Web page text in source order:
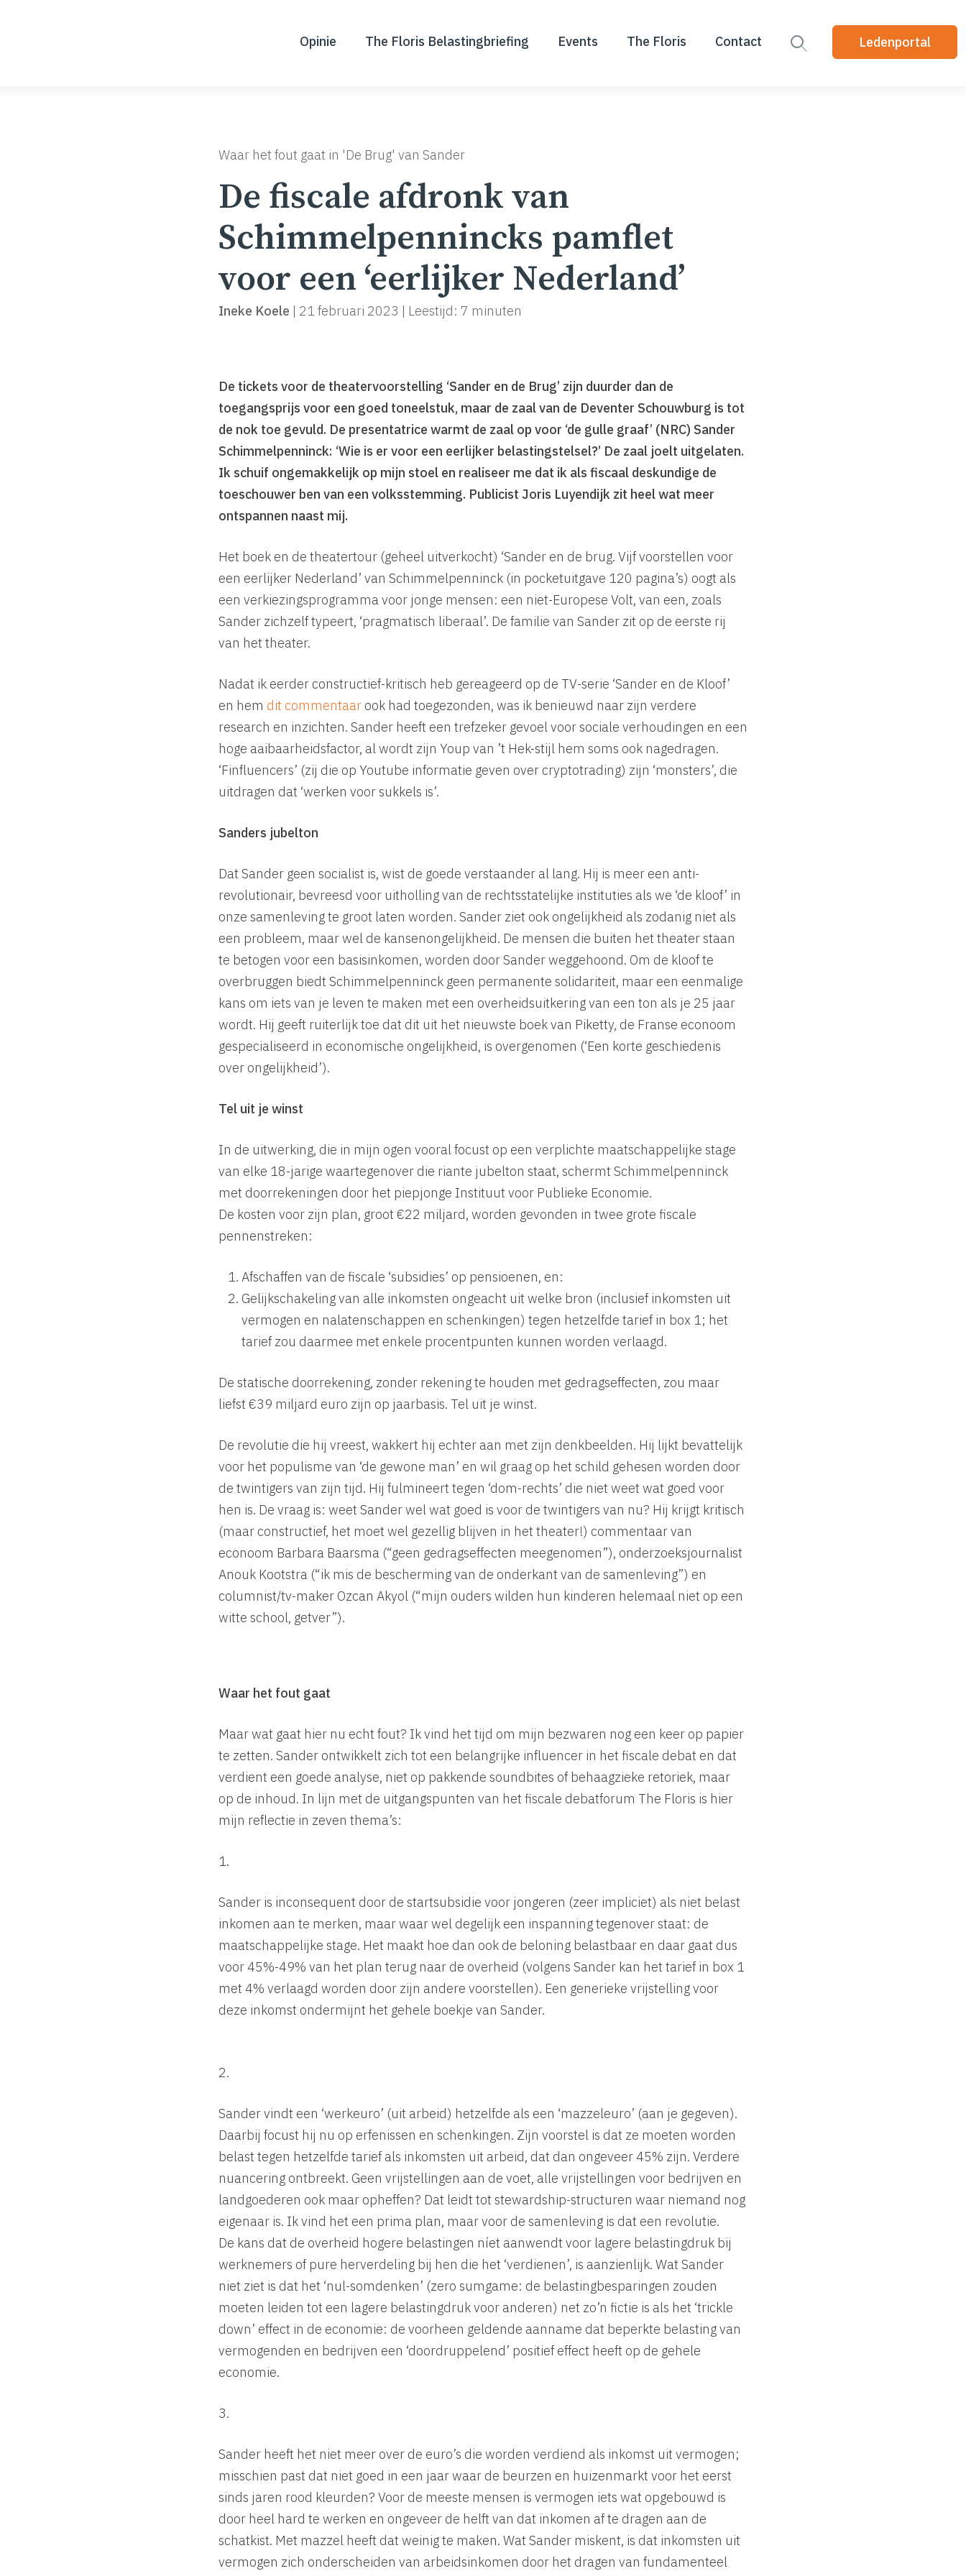
Opinie The Floris Belastingbriefing Events The Floris Contact Ledenportal
Waar het fout gaat in 'De Brug' van Sander
De fiscale afdronk van
Schimmelpennincks pamflet
voor een ‘eerlijker Nederland’
Ineke Koele | 21 februari 2023 | Leestijd: 7 minuten
De tickets voor de theatervoorstelling ‘Sander en de Brug’ zijn duurder dan de
toegangsprijs voor een goed toneelstuk, maar de zaal van de Deventer Schouwburg is tot
de nok toe gevuld. De presentatrice warmt de zaal op voor ‘de gulle graaf’ (NRC) Sander
Schimmelpenninck: ‘Wie is er voor een eerlijker belastingstelsel?’ De zaal joelt uitgelaten.
Ik schuif ongemakkelijk op mijn stoel en realiseer me dat ik als fiscaal deskundige de
toeschouwer ben van een volksstemming. Publicist Joris Luyendijk zit heel wat meer
ontspannen naast mij.
Het boek en de theatertour (geheel uitverkocht) ‘Sander en de brug. Vijf voorstellen voor
een eerlijker Nederland’ van Schimmelpenninck (in pocketuitgave 120 pagina’s) oogt als
een verkiezingsprogramma voor jonge mensen: een niet-Europese Volt, van een, zoals
Sander zichzelf typeert, ‘pragmatisch liberaal’. De familie van Sander zit op de eerste rij
van het theater.
Nadat ik eerder constructief-kritisch heb gereageerd op de TV-serie ‘Sander en de Kloof’
en hem dit commentaar ook had toegezonden, was ik benieuwd naar zijn verdere
research en inzichten. Sander heeft een trefzeker gevoel voor sociale verhoudingen en een
hoge aaibaarheidsfactor, al wordt zijn Youp van ’t Hek-stijl hem soms ook nagedragen.
‘Finfluencers’ (zij die op Youtube informatie geven over cryptotrading) zijn ‘monsters’, die
uitdragen dat ‘werken voor sukkels is’.
Sanders jubelton
Dat Sander geen socialist is, wist de goede verstaander al lang. Hij is meer een anti-
revolutionair, bevreesd voor uitholling van de rechtsstatelijke instituties als we ‘de kloof’ in
onze samenleving te groot laten worden. Sander ziet ook ongelijkheid als zodanig niet als
een probleem, maar wel de kansenongelijkheid. De mensen die buiten het theater staan
te betogen voor een basisinkomen, worden door Sander weggehoond. Om de kloof te
overbruggen biedt Schimmelpenninck geen permanente solidariteit, maar een eenmalige
kans om iets van je leven te maken met een overheidsuitkering van een ton als je 25 jaar
wordt. Hij geeft ruiterlijk toe dat dit uit het nieuwste boek van Piketty, de Franse econoom
gespecialiseerd in economische ongelijkheid, is overgenomen (‘Een korte geschiedenis
over ongelijkheid’).
Tel uit je winst
In de uitwerking, die in mijn ogen vooral focust op een verplichte maatschappelijke stage
van elke 18-jarige waartegenover die riante jubelton staat, schermt Schimmelpenninck
met doorrekeningen door het piepjonge Instituut voor Publieke Economie.
De kosten voor zijn plan, groot €22 miljard, worden gevonden in twee grote fiscale
pennenstreken:
Afschaffen van de fiscale ‘subsidies’ op pensioenen, en:
Gelijkschakeling van alle inkomsten ongeacht uit welke bron (inclusief inkomsten uit
vermogen en nalatenschappen en schenkingen) tegen hetzelfde tarief in box 1; het
tarief zou daarmee met enkele procentpunten kunnen worden verlaagd.
De statische doorrekening, zonder rekening te houden met gedragseffecten, zou maar
liefst €39 miljard euro zijn op jaarbasis. Tel uit je winst.
De revolutie die hij vreest, wakkert hij echter aan met zijn denkbeelden. Hij lijkt bevattelijk
voor het populisme van ‘de gewone man’ en wil graag op het schild gehesen worden door
de twintigers van zijn tijd. Hij fulmineert tegen ‘dom-rechts’ die niet weet wat goed voor
hen is. De vraag is: weet Sander wel wat goed is voor de twintigers van nu? Hij krijgt kritisch
(maar constructief, het moet wel gezellig blijven in het theater!) commentaar van
econoom Barbara Baarsma (“geen gedragseffecten meegenomen”), onderzoeksjournalist
Anouk Kootstra (“ik mis de bescherming van de onderkant van de samenleving”) en
columnist/tv-maker Ozcan Akyol (“mijn ouders wilden hun kinderen helemaal niet op een
witte school, getver”).
Waar het fout gaat
Maar wat gaat hier nu echt fout? Ik vind het tijd om mijn bezwaren nog een keer op papier
te zetten. Sander ontwikkelt zich tot een belangrijke influencer in het fiscale debat en dat
verdient een goede analyse, niet op pakkende soundbites of behaagzieke retoriek, maar
op de inhoud. In lijn met de uitgangspunten van het fiscale debatforum The Floris is hier
mijn reflectie in zeven thema’s:
1.
Sander is inconsequent door de startsubsidie voor jongeren (zeer impliciet) als niet belast
inkomen aan te merken, maar waar wel degelijk een inspanning tegenover staat: de
maatschappelijke stage. Het maakt hoe dan ook de beloning belastbaar en daar gaat dus
voor 45%-49% van het plan terug naar de overheid (volgens Sander kan het tarief in box 1
met 4% verlaagd worden door zijn andere voorstellen). Een generieke vrijstelling voor
deze inkomst ondermijnt het gehele boekje van Sander.
2.
Sander vindt een ‘werkeuro’ (uit arbeid) hetzelfde als een ‘mazzeleuro’ (aan je gegeven).
Daarbij focust hij nu op erfenissen en schenkingen. Zijn voorstel is dat ze moeten worden
belast tegen hetzelfde tarief als inkomsten uit arbeid, dat dan ongeveer 45% zijn. Verdere
nuancering ontbreekt. Geen vrijstellingen aan de voet, alle vrijstellingen voor bedrijven en
landgoederen ook maar opheffen? Dat leidt tot stewardship-structuren waar niemand nog
eigenaar is. Ik vind het een prima plan, maar voor de samenleving is dat een revolutie.
De kans dat de overheid hogere belastingen níet aanwendt voor lagere belastingdruk bij
werknemers of pure herverdeling bij hen die het ‘verdienen’, is aanzienlijk. Wat Sander
niet ziet is dat het ‘nul-somdenken’ (zero sumgame: de belastingbesparingen zouden
moeten leiden tot een lagere belastingdruk voor anderen) net zo’n fictie is als het ‘trickle
down’ effect in de economie: de voorheen geldende aanname dat beperkte belasting van
vermogenden en bedrijven een ‘doordruppelend’ positief effect heeft op de gehele
economie.
3.
Sander heeft het niet meer over de euro’s die worden verdiend als inkomst uit vermogen;
misschien past dat niet goed in een jaar waar de beurzen en huizenmarkt voor het eerst
sinds jaren rood kleurden? Voor de meeste mensen is vermogen iets wat opgebouwd is
door heel hard te werken en ongeveer de helft van dat inkomen af te dragen aan de
schatkist. Met mazzel heeft dat weinig te maken. Wat Sander miskent, is dat inkomsten uit
vermogen zich onderscheiden van arbeidsinkomen door het dragen van fundamenteel